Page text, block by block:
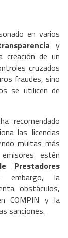
en varios
y
creación de un
cruzados
fraudes, sino
se utilicen de
recomendado
las licencias
multas más
estén
Prestadores
la
obstáculos,
COMPIN y la
sanciones.